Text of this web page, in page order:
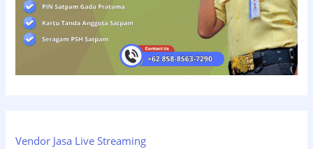
Vendor Jasa Live Streaming